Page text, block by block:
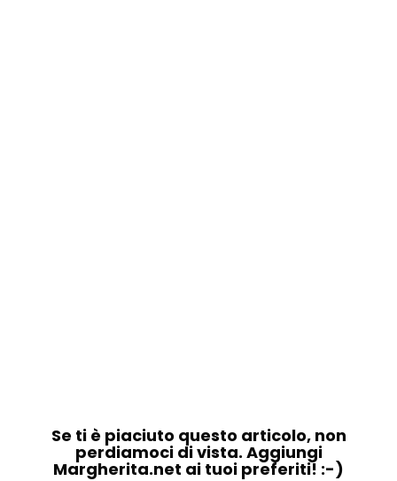
Se ti è piaciuto questo articolo, non
perdiamoci di vista. Aggiungi
Margherita.net ai tuoi preferiti! :-)